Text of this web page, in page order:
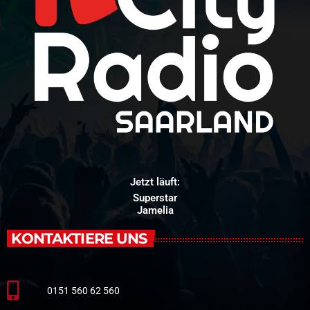
Jetzt läuft:
Superstar
Jamelia
KONTAKTIERE UNS
0151 560 62 560